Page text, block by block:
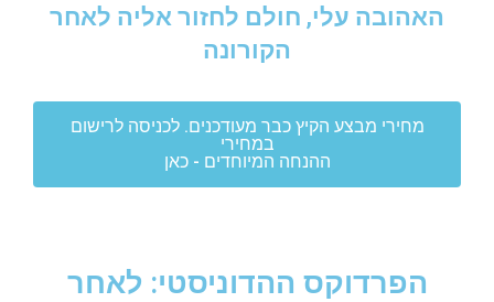
האהובה עלי, חולם לחזור אליה לאחר
הקורונה
מחירי מבצע הקיץ כבר מעודכנים. לכניסה לרישום
במחירי
ההנחה המיוחדים - כאן
הפרדוקס ההדוניסטי: לאחר